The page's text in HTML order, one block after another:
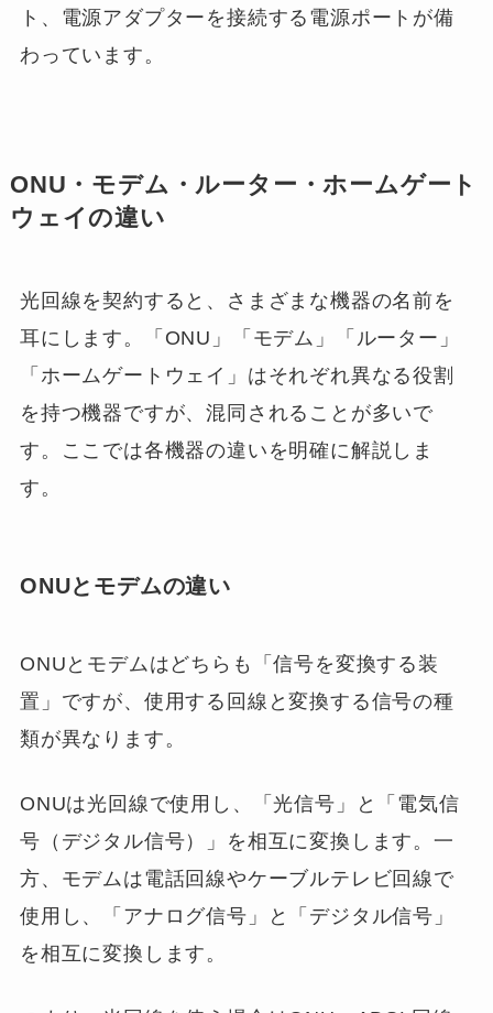
ト、電源アダプターを接続する電源ポートが備
わっています。
ONU・モデム・ルーター・ホームゲート
ウェイの違い
光回線を契約すると、さまざまな機器の名前を
耳にします。「ONU」「モデム」「ルーター」
「ホームゲートウェイ」はそれぞれ異なる役割
を持つ機器ですが、混同されることが多いで
す。ここでは各機器の違いを明確に解説しま
す。
ONUとモデムの違い
ONUとモデムはどちらも「信号を変換する装
置」ですが、使用する回線と変換する信号の種
類が異なります。
ONUは光回線で使用し、「光信号」と「電気信
号（デジタル信号）」を相互に変換します。一
方、モデムは電話回線やケーブルテレビ回線で
使用し、「アナログ信号」と「デジタル信号」
を相互に変換します。